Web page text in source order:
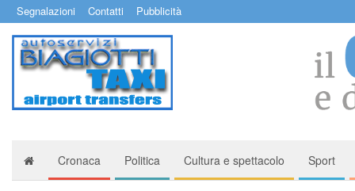
Segnalazioni Contatti Pubblicità
Cronaca Politica Cultura e spettacolo Sport